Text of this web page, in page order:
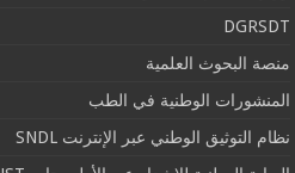
DGRSDT
منصة البحوث العلمية
المنشورات الوطنية في الطب
نظام التوثيق الوطني عبر الإنترنت SNDL